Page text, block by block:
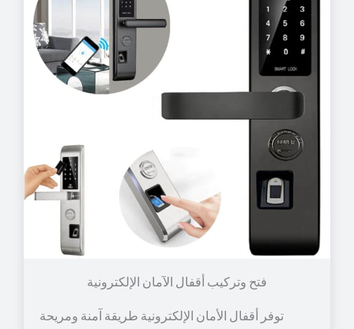
توفر أقفال الأمان الإلكترونية طريقة آمنة ومريحة